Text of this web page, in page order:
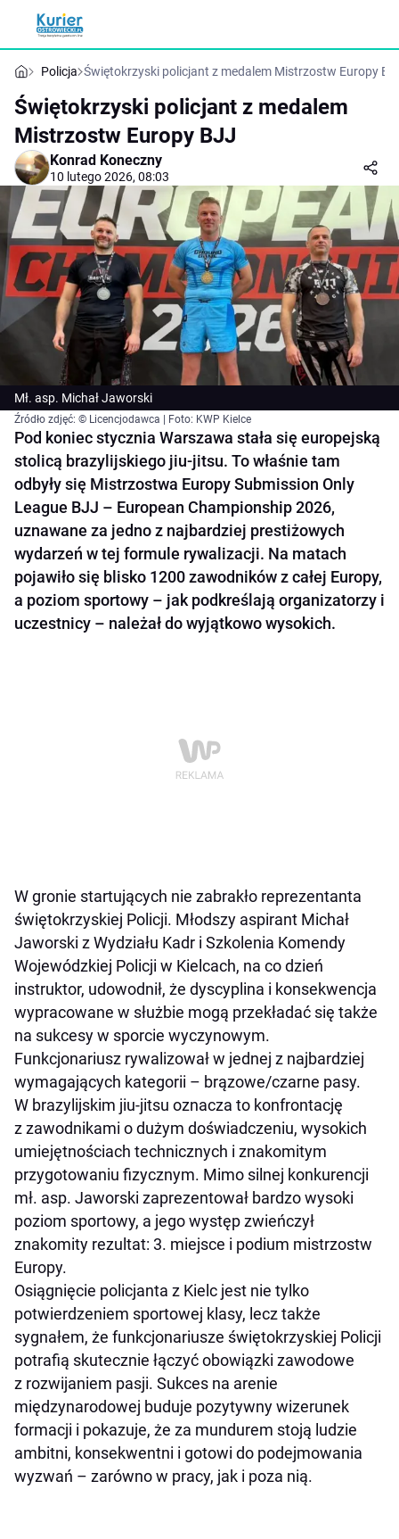
Policja Świętokrzyski policjant z medalem Mistrzostw Europy
Świętokrzyski policjant z medalem
Mistrzostw Europy BJJ
Konrad Koneczny
10 lutego 2026, 08:03
Mł. asp. Michał Jaworski
Źródło zdjęć: © Licencjodawca | Foto: KWP Kielce
Pod koniec stycznia Warszawa stała się europejską
stolicą brazylijskiego jiu-jitsu. To właśnie tam
odbyły się Mistrzostwa Europy Submission Only
League BJJ – European Championship 2026,
uznawane za jedno z najbardziej prestiżowych
wydarzeń w tej formule rywalizacji. Na matach
pojawiło się blisko 1200 zawodników z całej Europy,
a poziom sportowy – jak podkreślają organizatorzy i
uczestnicy – należał do wyjątkowo wysokich.
W gronie startujących nie zabrakło reprezentanta
świętokrzyskiej Policji. Młodszy aspirant Michał
Jaworski z Wydziału Kadr i Szkolenia Komendy
Wojewódzkiej Policji w Kielcach, na co dzień
instruktor, udowodnił, że dyscyplina i konsekwencja
wypracowane w służbie mogą przekładać się także
na sukcesy w sporcie wyczynowym.
Funkcjonariusz rywalizował w jednej z najbardziej
wymagających kategorii – brązowe/czarne pasy.
W brazylijskim jiu-jitsu oznacza to konfrontację
z zawodnikami o dużym doświadczeniu, wysokich
umiejętnościach technicznych i znakomitym
przygotowaniu fizycznym. Mimo silnej konkurencji
mł. asp. Jaworski zaprezentował bardzo wysoki
poziom sportowy, a jego występ zwieńczył
znakomity rezultat: 3. miejsce i podium mistrzostw
Europy.
Osiągnięcie policjanta z Kielc jest nie tylko
potwierdzeniem sportowej klasy, lecz także
sygnałem, że funkcjonariusze świętokrzyskiej Policji
potrafią skutecznie łączyć obowiązki zawodowe
z rozwijaniem pasji. Sukces na arenie
międzynarodowej buduje pozytywny wizerunek
formacji i pokazuje, że za mundurem stoją ludzie
ambitni, konsekwentni i gotowi do podejmowania
wyzwań – zarówno w pracy, jak i poza nią.